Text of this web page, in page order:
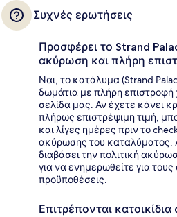
Συχνές ερωτήσεις
Προσφέρει το Strand
ακύρωση και πλήρη
Ναι, το κατάλυμα (Strand
δωμάτια με πλήρη
σελίδα μας. Αν έχετε κάνει
πλήρως επιστρέψιμη τιμή,
και λίγες ημέρες πριν το
ακύρωσης του καταλύματος.
διαβάσει την πολιτική
για να ενημερωθείτε για τους
προϋποθέσεις.
Επιτρέπονται